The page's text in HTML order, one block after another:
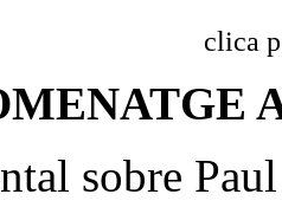
clica
sobre